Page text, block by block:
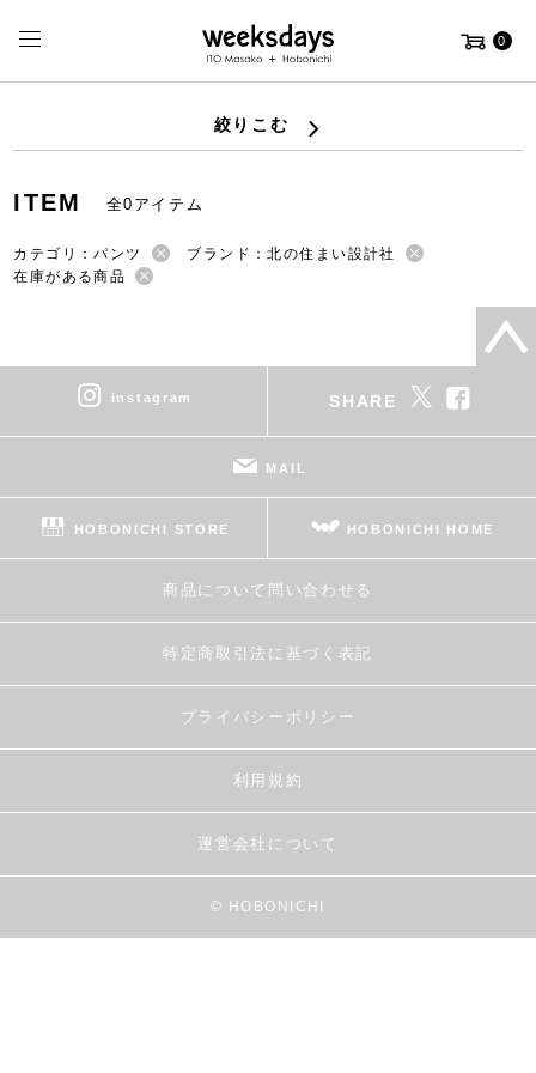
0
絞りこむ
ITEM 全0アイテム
カテゴリ：パンツ
ブランド：北の住まい設計社
在庫がある商品
instagram SHARE
MAIL
HOBONICHI STORE HOBONICHI HOME
商品について問い合わせる
特定商取引法に基づく表記
プライバシーポリシー
利用規約
運営会社について
© HOBONICHI